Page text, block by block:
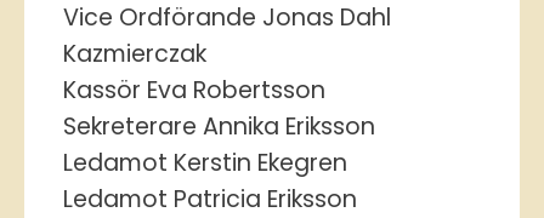
Vice Ordförande Jonas Dahl
Kazmierczak
Kassör Eva Robertsson
Sekreterare Annika Eriksson
Ledamot Kerstin Ekegren
Ledamot Patricia Eriksson